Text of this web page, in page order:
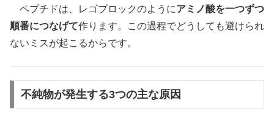
ペプチドは、レゴブロックのようにアミノ酸を一つずつ
順番につなげて作ります。この過程でどうしても避けられ
ないミスが起こるからです。
不純物が発生する3つの主な原因